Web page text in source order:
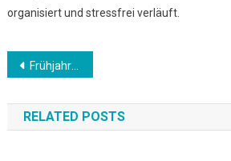
organisiert und stressfrei verläuft.
Beitrags-
Navigation
Frühjahrscheck Zuhause: Ordnung und Vorbereitung für April
RELATED POSTS